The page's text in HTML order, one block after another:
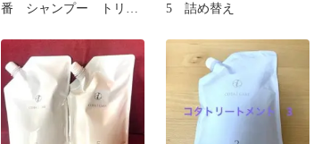
番 シャンプー トリー
え
5 詰め替え